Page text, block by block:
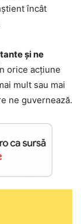
încât
și ne
orice acțiune
mult sau mai
ne guvernează.